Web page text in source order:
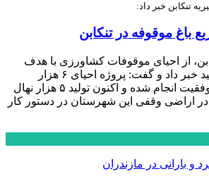
تنکابن خبر داد:
از احیای موقوفات کشاورزی با هدف
افزایش بهره‌وری و تولید خبر داد و گفت: پروژه احیای ۶ هزار
مترمربع باغ کیوی با موفقیت انجام شده و اکنون تولید ۵ هزار نهال
اراضی وقفی این شهرستان در دستور کار